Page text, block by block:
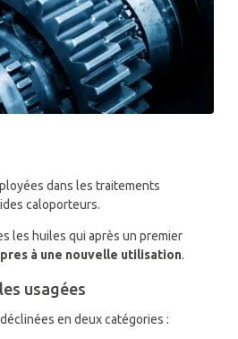
dans les traitements
caloporteurs.
les huiles qui après un premier
à une nouvelle utilisation.
usagées
en deux catégories :